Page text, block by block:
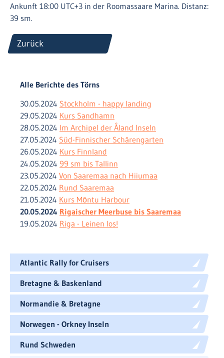
Ankunft 18:00 UTC+3 in der Roomassaare Marina. Distanz:
39 sm.
Zurück
Alle Berichte des Törns
30.05.2024 Stockholm - happy landing
29.05.2024 Kurs Sandhamn
28.05.2024 Im Archipel der Åland Inseln
27.05.2024 Süd-Finnischer Schärengarten
26.05.2024 Kurs Finnland
24.05.2024 99 sm bis Tallinn
23.05.2024 Von Saaremaa nach Hiiumaa
22.05.2024 Rund Saaremaa
21.05.2024 Kurs Mōntu Harbour
20.05.2024 Rigaischer Meerbuse bis Saaremaa
19.05.2024 Riga - Leinen los!
Atlantic Rally for Cruisers
Bretagne & Baskenland
Normandie & Bretagne
Norwegen - Orkney Inseln
Rund Schweden